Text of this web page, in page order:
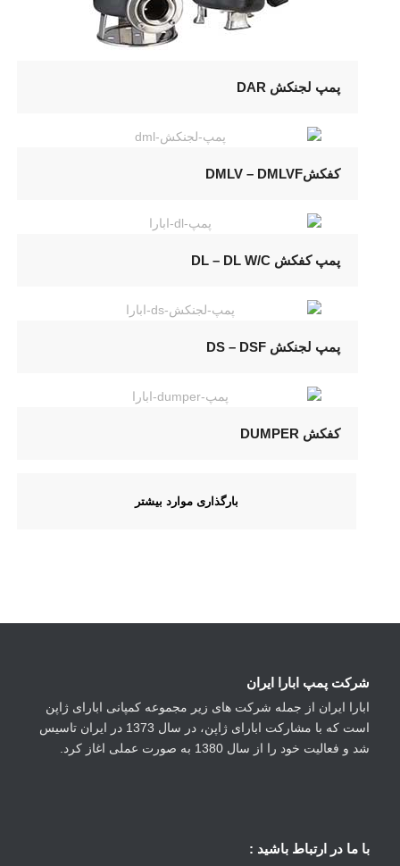
پمپ لجنکش DAR
کفکشDMLV – DMLVF
پمپ کفکش DL – DL W/C
پمپ لجنکش DS – DSF
کفکش DUMPER
بارگذاری موارد بیشتر
شرکت پمپ ابارا ایران
ابارا ایران از جمله شرکت های زیر مجموعه کمپانی ابارای ژاپن
است که با مشارکت ابارای ژاپن، در سال 1373 در ایران تاسیس
شد و فعالیت خود را از سال 1380 به صورت عملی اغاز کرد.
با ما در ارتباط باشید :